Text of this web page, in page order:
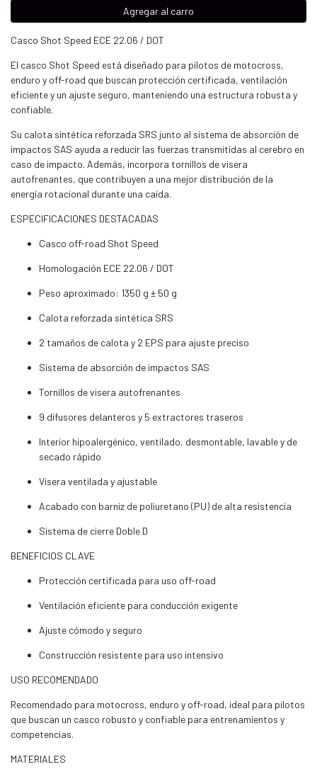
Agregar al carro
Casco Shot Speed ECE 22.06 / DOT
El casco Shot Speed está diseñado para pilotos de motocross,
enduro y off-road que buscan protección certificada, ventilación
eficiente y un ajuste seguro, manteniendo una estructura robusta y
confiable.
Su calota sintética reforzada SRS junto al sistema de absorción de
impactos SAS ayuda a reducir las fuerzas transmitidas al cerebro en
caso de impacto. Además, incorpora tornillos de visera
autofrenantes, que contribuyen a una mejor distribución de la
energía rotacional durante una caída.
ESPECIFICACIONES DESTACADAS
Casco off-road Shot Speed
Homologación ECE 22.06 / DOT
Peso aproximado: 1350 g ± 50 g
Calota reforzada sintética SRS
2 tamaños de calota y 2 EPS para ajuste preciso
Sistema de absorción de impactos SAS
Tornillos de visera autofrenantes
9 difusores delanteros y 5 extractores traseros
Interior hipoalergénico, ventilado, desmontable, lavable y de
secado rápido
Visera ventilada y ajustable
Acabado con barniz de poliuretano (PU) de alta resistencia
Sistema de cierre Doble D
BENEFICIOS CLAVE
Protección certificada para uso off-road
Ventilación eficiente para conducción exigente
Ajuste cómodo y seguro
Construcción resistente para uso intensivo
USO RECOMENDADO
Recomendado para motocross, enduro y off-road, ideal para pilotos
que buscan un casco robusto y confiable para entrenamientos y
competencias.
MATERIALES